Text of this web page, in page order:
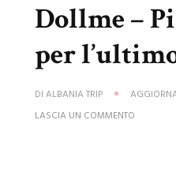
Dollme –
per
DI ALBANIA TRIP
LASCIA UN COMMENTO